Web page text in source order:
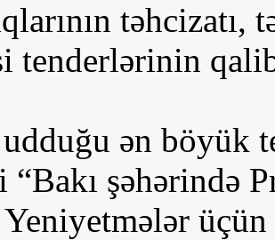
tenderlərinin
ən böyük
şəhərində